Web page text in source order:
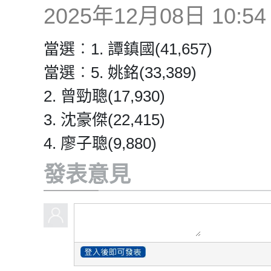
2025年12月08日 10:54
當選︰1. 譚鎮國(41,657)
當選︰5. 姚銘(33,389)
2. 曾勁聰(17,930)
3. 沈豪傑(22,415)
4. 廖子聰(9,880)
發表意見